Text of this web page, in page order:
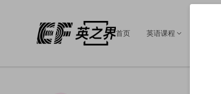
首页 英语课程